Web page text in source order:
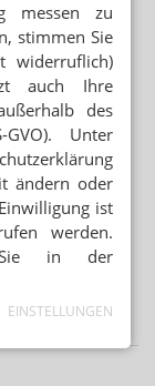
messen zu
stimmen Sie
widerruflich)
auch Ihre
des
Unter
ändern oder
ist
werden.
Sie in der
EINSTELLUNGEN
/ dm-med
/ Caprelsa-
rauf
/ EuGH